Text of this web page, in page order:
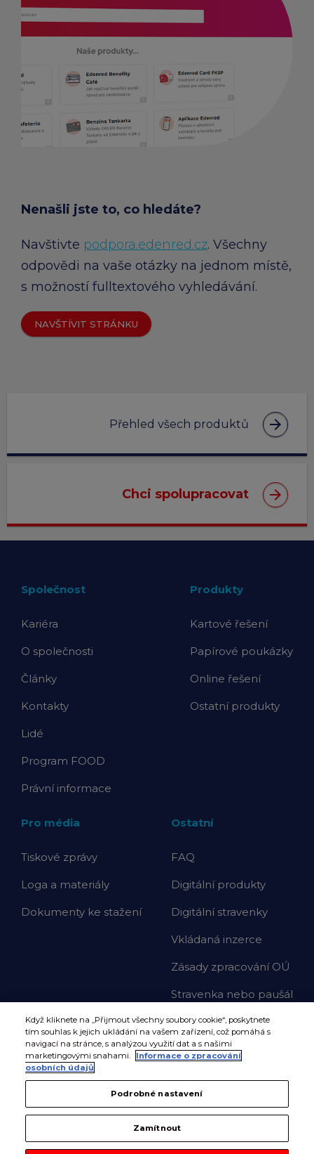
Nenašli jste to, co hledáte?
Navštivte podpora.edenred.cz. Všechny
odpovědi na vaše otázky na jednom místě,
s možností fulltextového vyhledávání.
NAVŠTÍVIT STRÁNKU
Přehled všech produktů arrow_forward
Chci spolupracovat arrow_forward
Společnost
Kariéra
O společnosti
Články
Kontakty
Lidé
Program FOOD
Právní informace
Produkty
Kartové řešení
Papírové poukázky
Online řešení
Ostatní produkty
Pro média
Tiskové zprávy
Loga a materiály
Dokumenty ke stažení
Ostatní
FAQ
Digitální produkty
Digitální stravenky
Vkládaná inzerce
Zásady zpracování OÚ
Stravenka nebo paušál
Když kliknete na „Přijmout všechny soubory cookie“, poskytnete
tím souhlas k jejich ukládání na vašem zařízení, což pomáhá s
navigací na stránce, s analýzou využití dat a s našimi
marketingovými snahami.
Informace o zpracování
osobních údajů
Podrobné nastavení
Zamítnout